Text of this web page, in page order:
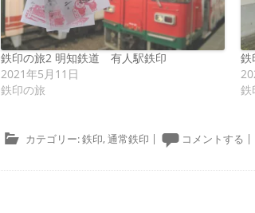
鉄印の旅2 明知鉄道 有人駅鉄印
2021年5月11日
鉄印の旅
鉄
カテゴリー:鉄印,通常鉄印 | コメントする |